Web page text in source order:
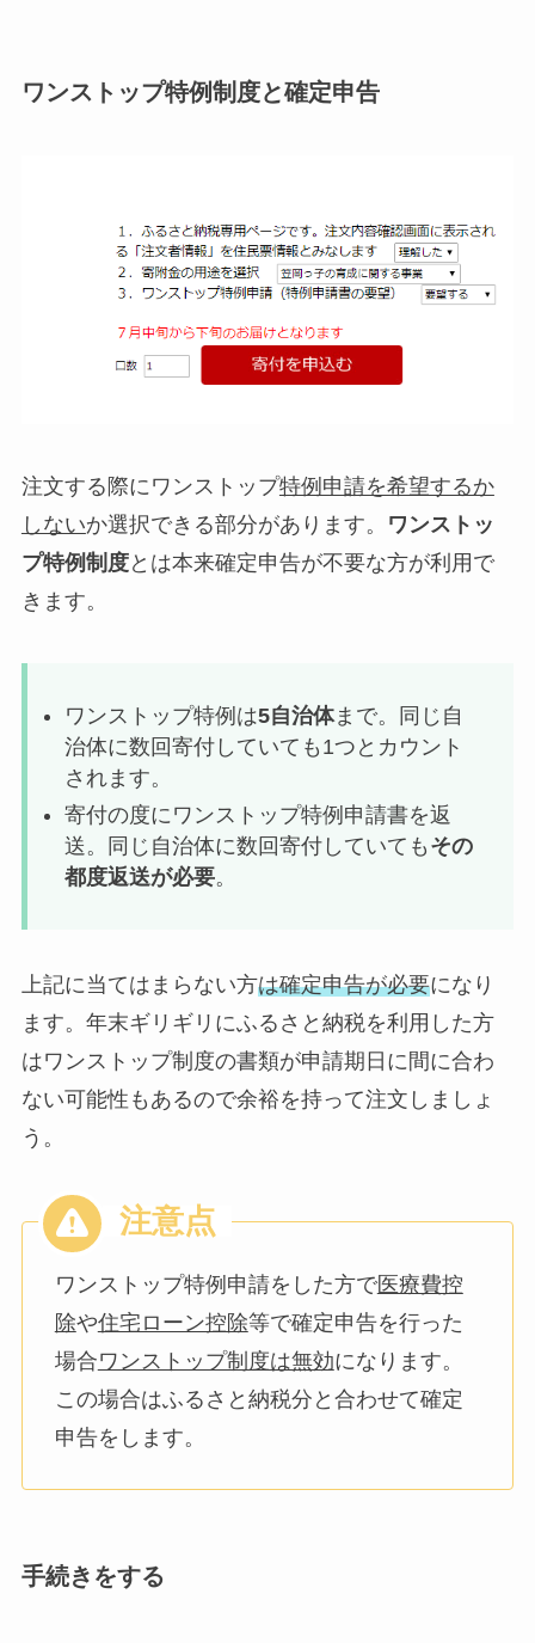
ワンストップ特例制度と確定申告
注文する際にワンストップ特例申請を希望するか
しないか選択できる部分があります。
ワンストッ
プ特例制度とは本来確定申告が不要な方が利用で
きます。
ワンストップ特例は5自治体まで。同じ自
治体に数回寄付していても1つとカウント
されます。
寄付の度にワンストップ特例申請書を返
送。同じ自治体に数回寄付していても その
都度返送が必要。
上記に当てはまらない方は確定申告が必要になり
ます。年末ギリギリにふるさと納税を利用した方
はワンストップ制度の書類が申請期日に間に合わ
ない可能性もあるので余裕を持って注文しましょ
う。
ワンストップ特例申請をした方で医療費控
除や住宅ローン控除等で確定申告を行った
場合ワンストップ制度は無効になります。
この場合はふるさと納税分と合わせて確定
申告をします。
手続きをする